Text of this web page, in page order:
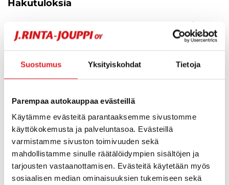
Suostumus Yksityiskohdat Tietoja
Parempaa autokauppaa evästeillä
Käytämme evästeitä parantaaksemme sivustomme
käyttökokemusta ja palveluntasoa. Evästeillä
varmistamme sivuston toimivuuden sekä
mahdollistamme sinulle räätälöidympien sisältöjen ja
tarjousten vastaanottamisen. Evästeitä käytetään myös
sosiaalisen median ominaisuuksien tukemiseen sekä
Hakutuloksia
vastaavat ajoneuvot.
KATSO VASTAAVANLAISET AUTOT